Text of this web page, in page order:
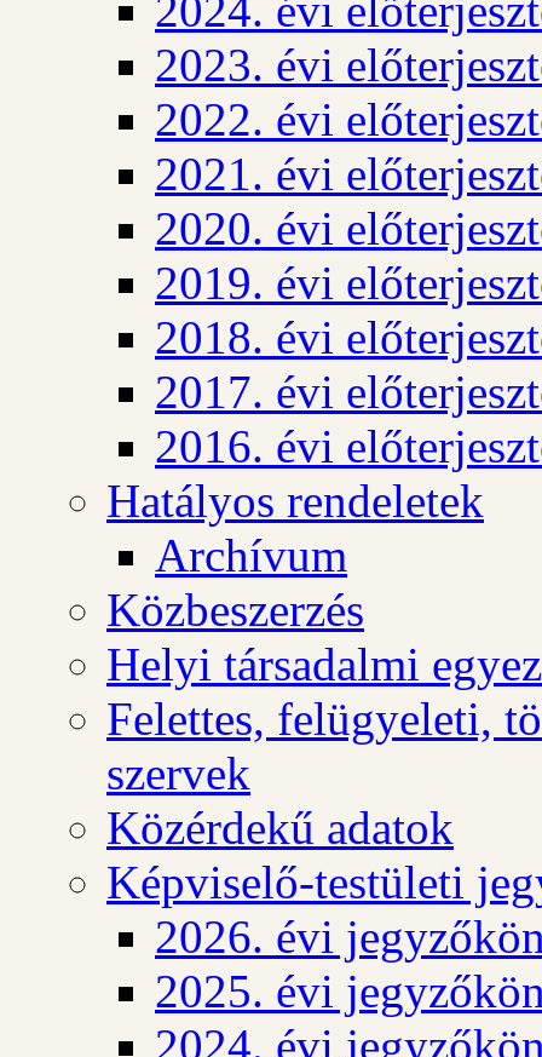
2024. évi
2023. évi
2022. évi
2021. évi
2020. évi
2019. évi
2018. évi
2017. évi
2016. évi
Hatályos rendeletek
Archívum
Közbeszerzés
Helyi társadalmi
Felettes, felügyeleti,
szervek
Közérdekű adatok
Képviselő-testületi
2026. évi
2025. évi
2024. évi